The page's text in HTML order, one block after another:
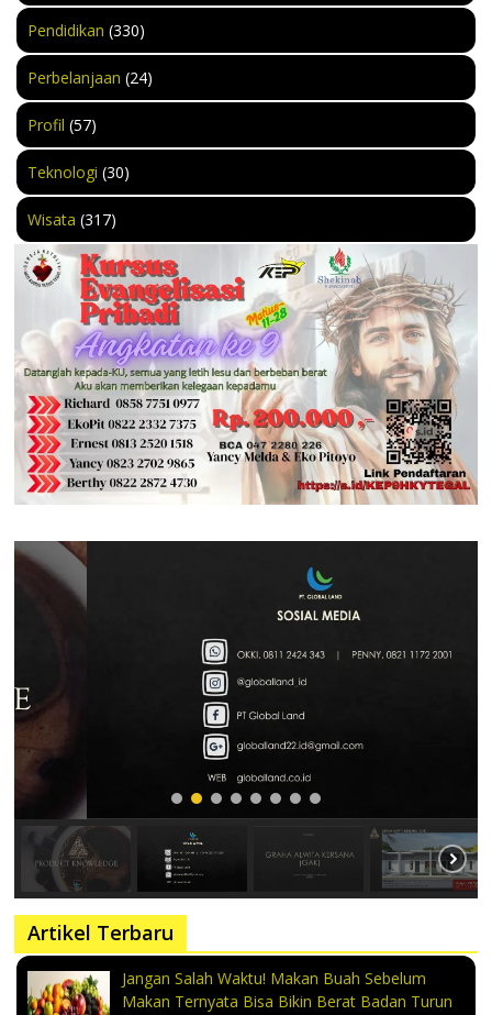
Pendidikan (330)
Perbelanjaan (24)
Profil (57)
Teknologi (30)
Wisata (317)
Artikel Terbaru
Jangan Salah Waktu! Makan Buah Sebelum
Makan Ternyata Bisa Bikin Berat Badan Turun